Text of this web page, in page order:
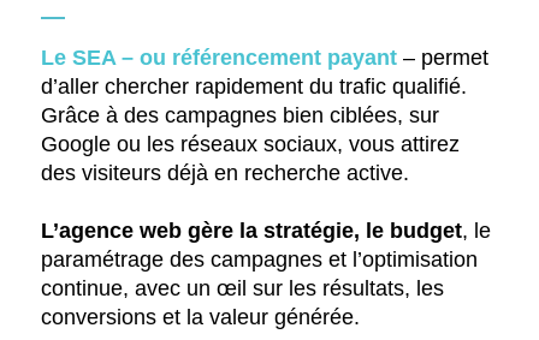
Le SEA – ou référencement payant– permet
d’aller chercher rapidement du trafic qualifié.
Grâce à des campagnes bien ciblées, sur
Google ou les réseaux sociaux, vous attirez
des visiteurs déjà en recherche active.
L’agence web gère la stratégie, le budget, le
paramétrage des campagnes et l’optimisation
continue, avec un œil sur les résultats, les
conversions et la valeur générée.